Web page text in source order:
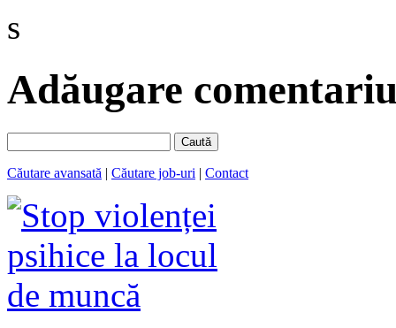
s
Adăugare
Caută
Căutare avansată | Căutare job-uri | Contact